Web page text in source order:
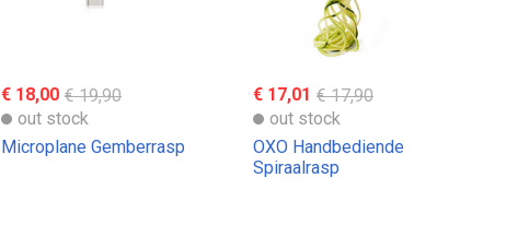
€ 18,00 € 19,90
out stock
Microplane Gemberrasp
€ 17,01 € 17,90
out stock
OXO Handbediende
Spiraalrasp